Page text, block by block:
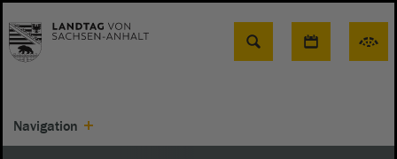
Suche
Navigation